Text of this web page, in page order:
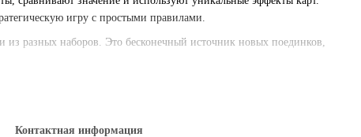
игру с простыми правилами.
разных наборов. Это бесконечный источник новых поединков,
Контактная информация